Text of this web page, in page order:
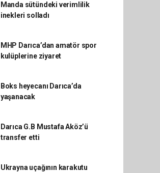
Manda sütündeki verimlilik
inekleri solladı
MHP Darıca’dan amatör spor
kulüplerine ziyaret
Boks heyecanı Darıca’da
yaşanacak
Darıca G.B Mustafa Aköz’ü
transfer etti
Ukrayna uçağının karakutu